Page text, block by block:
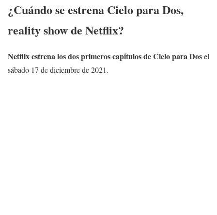
¿Cuándo se estrena Cielo para Dos,
reality show de Netflix?
Netflix estrena los dos primeros capítulos deCielo para Dosel
sábado 17 de diciembre de 2021.